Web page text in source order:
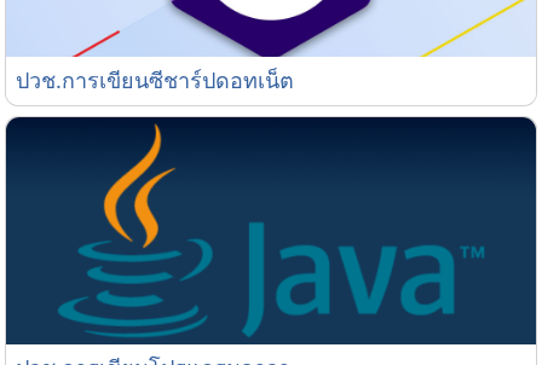
ปวช.การเขียนซีชาร์ปดอทเน็ต
ปวช.การเขียนซีชาร์ปดอทเน็ต